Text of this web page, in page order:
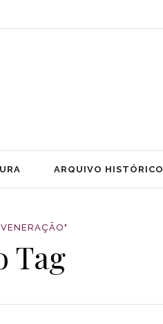
ARQUIVO HISTÓRICO
Tag